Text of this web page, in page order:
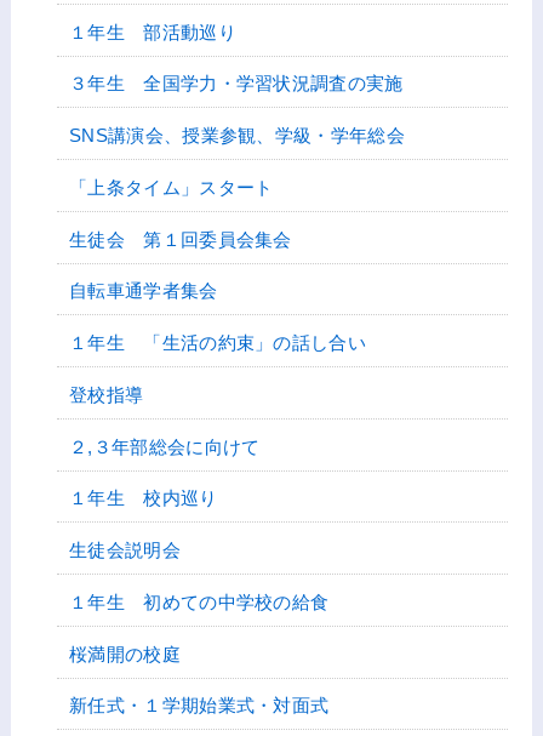
１年生 部活動巡り
３年生 全国学力・学習状況調査の実施
SNS講演会、授業参観、学級・学年総会
「上条タイム」スタート
生徒会 第１回委員会集会
自転車通学者集会
１年生 「生活の約束」の話し合い
登校指導
２,３年部総会に向けて
１年生 校内巡り
生徒会説明会
１年生 初めての中学校の給食
桜満開の校庭
新任式・１学期始業式・対面式